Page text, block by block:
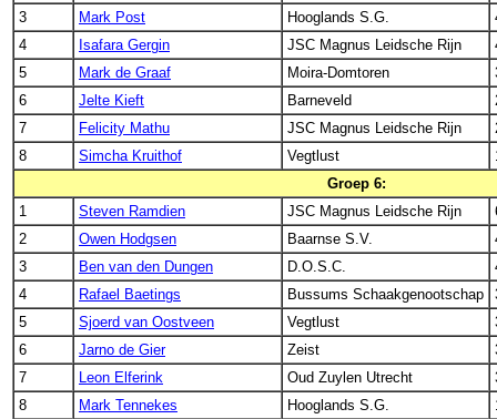
3
Mark Post Hooglands S.G.
4
Isafara Gergin JSC Magnus Leidsche Rijn
5
Mark de Graaf Moira-Domtoren
6
Jelte Kieft Barneveld
7
Felicity Mathu JSC Magnus Leidsche Rijn
8
Simcha Kruithof Vegtlust
Groep 6:
1
Steven Ramdien JSC Magnus Leidsche Rijn
2
Owen Hodgsen Baarnse S.V.
3
Ben van den Dungen D.O.S.C.
4
Rafael Baetings Bussums Schaakgenootschap
5
Sjoerd van Oostveen Vegtlust
6
Jarno de Gier Zeist
7
Leon Elferink Oud Zuylen Utrecht
8
Mark Tennekes Hooglands S.G.